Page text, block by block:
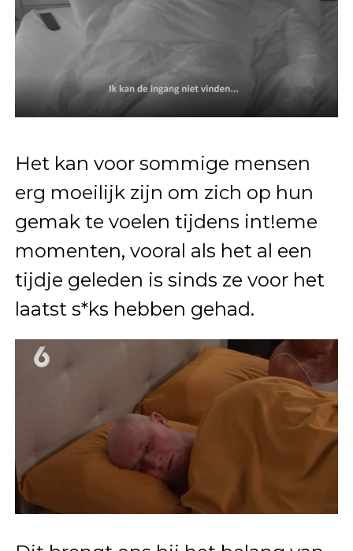
Het kan voor sommige mensen
erg moeilijk zijn om zich op hun
gemak te voelen tijdens int!eme
momenten, vooral als het al een
tijdje geleden is sinds ze voor het
laatst s*ks hebben gehad.